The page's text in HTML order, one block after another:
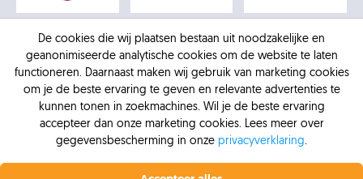
© 2026 -
AFM: 12016770 -Kifid: 300.012307 -KVK:
De cookies die wij plaatsen bestaan uit noodzakelijke en
geanonimiseerde analytische cookies om de website te laten
functioneren. Daarnaast maken wij gebruik van marketing cookies
om je de beste ervaring te geven en relevante advertenties te
kunnen tonen in zoekmachines. Wil je de beste ervaring
accepteer dan onze marketing cookies. Lees meer over
gegevensbescherming in onze privacyverklaring.
Profiteer nu van de laagste rente.Vanaf 6,4% vaste
rente bij Krediet.nl